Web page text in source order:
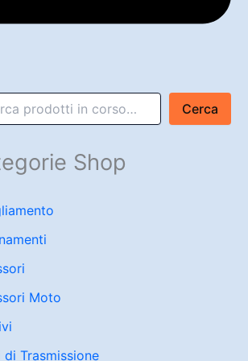
Cerca
Shop
Moto
di Trasmissione